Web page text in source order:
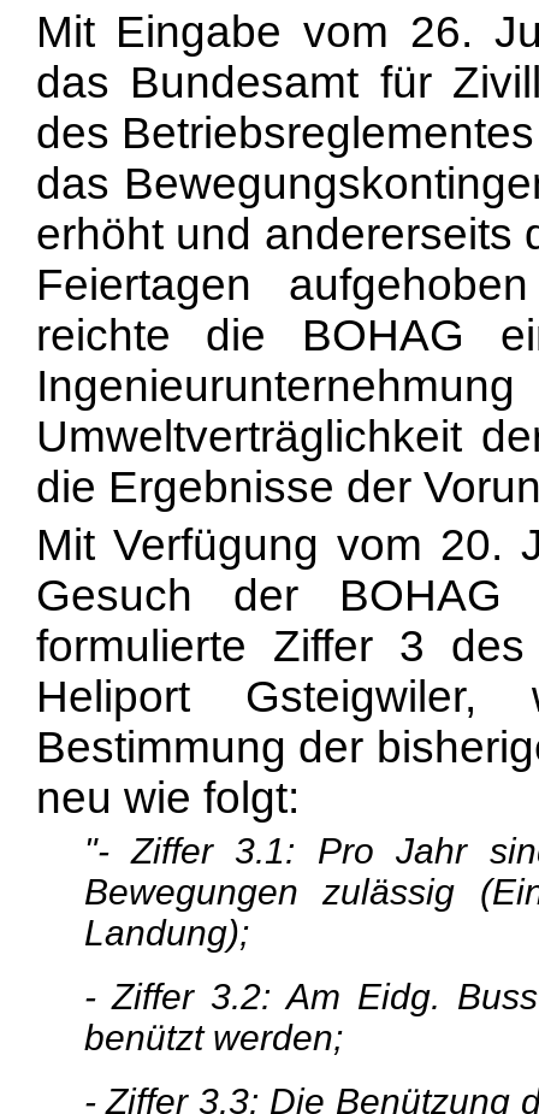
Mit Eingabe vom 26.
das Bundesamt für
des
das
erhöht und andererseits
Feiertagen
reichte die BOHAG
Umweltverträglichkeit
die Ergebnisse der
Mit Verfügung vom 20.
Gesuch der
formulierte Ziffer 3
Heliport Gsteigwiler,
Bestimmung der
neu wie folgt:
"- Ziffer 3.1: Pro Jahr
Bewegungen zulässig
Landung);
- Ziffer 3.2: Am Eidg.
benützt werden;
- Ziffer 3.3: Die Benützung